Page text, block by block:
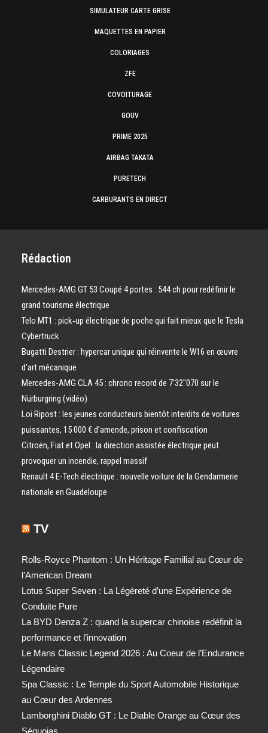
SIMULATEUR CARTE GRISE
MAQUETTES EN PAPIER
COLORIAGES
ZFE
COVOITURAGE
GOUV
PRIME 2025
AIRBAG TAKATA
PURETECH
CARBURANTS EN DIRECT
Rédaction
Mercedes-AMG GT 53 Coupé 4 portes : 544 ch pour redéfinir le
grand tourisme électrique
Telo MT1 : pick‑up électrique de poche qui fait mieux que le Tesla
Cybertruck
Bugatti Destrier : hypercar unique qui réinvente le W16 en œuvre
d’art mécanique
Mercedes-AMG CLA 45 : chrono record de 7’32″070 sur le
Nürburgring (vidéo)
Loi Ripost : les jeunes conducteurs bientôt interdits de voitures
puissantes, 15 000 € d’amende, prison et confiscation
Citroën, Fiat et Opel : la direction assistée électrique peut
provoquer un incendie, rappel massif
Renault 4 E-Tech électrique : nouvelle voiture de la Gendarmerie
nationale en Guadeloupe
TV
Rolls-Royce Phantom : Un Héritage Familial au Cœur de
l’American Dream
Lotus Super Seven : La Légèreté d’une Expérience de
Conduite Pure
La BYD Denza Z : quand la supercar chinoise redéfinit la
performance et l’innovation
Le Mans Classic Legend 2026 : Au Coeur de l’Endurance
Légendaire
Spa Classic : Le Temple du Sport Automobile Historique
au Cœur des Ardennes
Lamborghini Diablo GT : Le Diable Orange au Cœur des
Séquoias